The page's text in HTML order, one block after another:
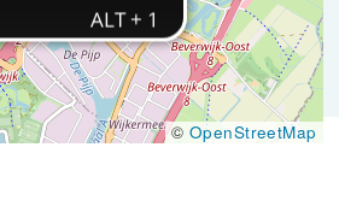
© OpenStreetMap